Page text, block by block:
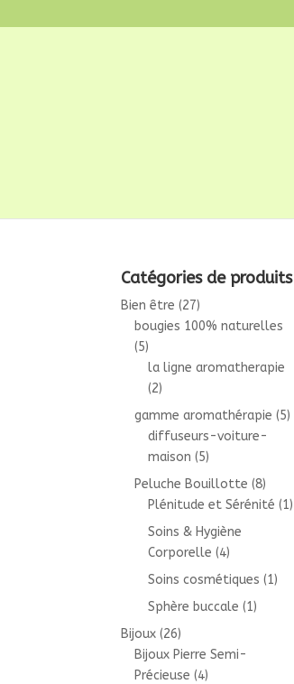
Catégories de produits
Bien être (27)
bougies 100% naturelles
(5)
la ligne aromatherapie
(2)
gamme aromathérapie (5)
diffuseurs-voiture-
maison (5)
Peluche Bouillotte (8)
Plénitude et Sérénité (1)
Soins & Hygiène
Corporelle (4)
Soins cosmétiques (1)
Sphère buccale (1)
Bijoux (26)
Bijoux Pierre Semi-
Précieuse (4)